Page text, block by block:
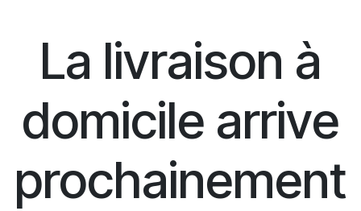
La livraison à
domicile arrive
prochainement